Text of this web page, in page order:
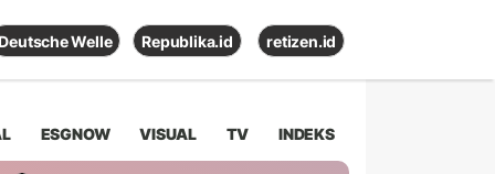
Deutsche Welle Republika.id retizen.id
ESGNOW VISUAL TV INDEKS